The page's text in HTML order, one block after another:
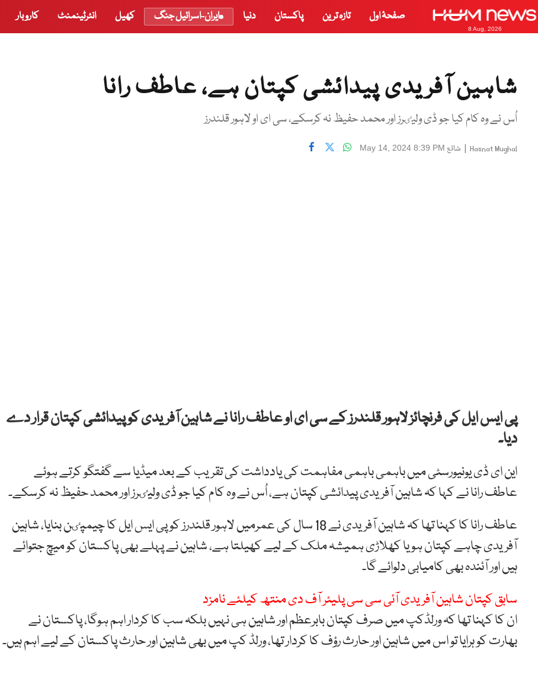
8 Aug, 2026
صفحۂ اول تازہ ترین پاکستان دنیا ایران-اسرائیل جنگ کھیل انٹرٹینمنٹ کاروبار
شاہین آفریدی پیدائشی کپتان ہے، عاطف رانا
اُس نے وہ کام کیا جو ڈی ولیٸرز اور محمد حفیظ نہ کرسکے، سی ای او لاہور قلندرز
Hasnat Mughal
| شائع May 14, 2024 8:39 PM
پی ایس ایل کی فرنچائز لاہور قلندرز کے سی ای او عاطف رانا نے شاہین آفریدی کو پیدائشی کپتان قرار دے
دیا۔
این ای ڈی یونیورسٹی میں باہمی باہمی مفاہمت کی یادداشت کی تقریب کے بعد میڈیا سے گفتگو کرتے ہوئے
عاطف رانا نے کہا کہ شاہین آفریدی پیدائشی کپتان ہے، اُس نے وہ کام کیا جو ڈی ولیٸرز اور محمد حفیظ نہ کرسکے۔
عاطف رانا کا کہنا تھا کہ شاہین آفریدی نے 18 سال کی عمرمیں لاہور قلندرز کو پی ایس ایل کا چیمپٸن بنایا، شاہین
آفریدی چاہے کپتان ہو یا کھلاڑی ہمیشہ ملک کے لیے کھیلتا ہے، شاہین نے پہلے بھی پاکستان کو میچ جتوائے
ہیں اور آئندہ بھی کامیابی دلوائے گا۔
سابق کپتان شاہین آفریدی آئی سی سی پلیئر آف دی منتھ کیلئے نامزد
ان کا کہنا تھا کہ ورلڈکپ میں صرف کپتان بابرعظم اور شاہین ہی نہیں بلکہ سب کا کردار اہم ہوگا، پاکستان نے
بھارت کو ہرایا تو اس میں شاہین اور حارث رؤف کا کردار تھا، ورلڈ کپ میں بھی شاہین اور حارث پاکستان کے لیے اہم ہیں۔